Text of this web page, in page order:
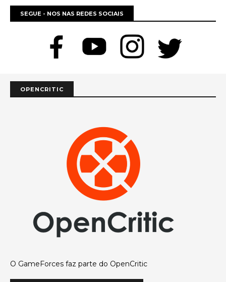
SEGUE - NOS NAS REDES SOCIAIS
OPENCRITIC
O GameForces faz parte do OpenCritic